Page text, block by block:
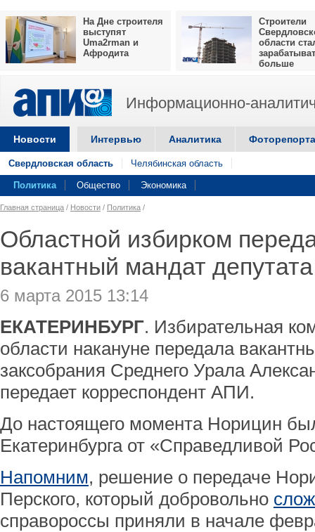
На Дне строителя
выступят
Uma2rman и
Афродита
Строители
области
больше
Информационно-
Новости Интервью Аналитика
Свердловская область Челябинская область
Политика Общество Экономика
Главная страница / Новости / Политика /
Областной избирком
вакантный мандат
6 марта 2015 13:14
ЕКАТЕРИНБУРГ. Избирательная
области накануне передала
заксобрания Среднего Урала
передает корреспондент АПИ.
До настоящего момента Норицин
Екатеринбурга от «Справедливой
Напомним, решение о передаче
Перского, который добровольно
справороссы приняли в начале